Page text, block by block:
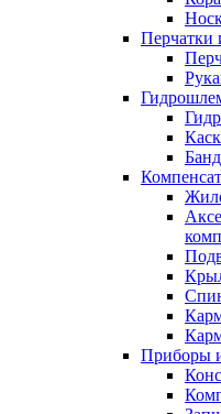
Перчатки
Приборы